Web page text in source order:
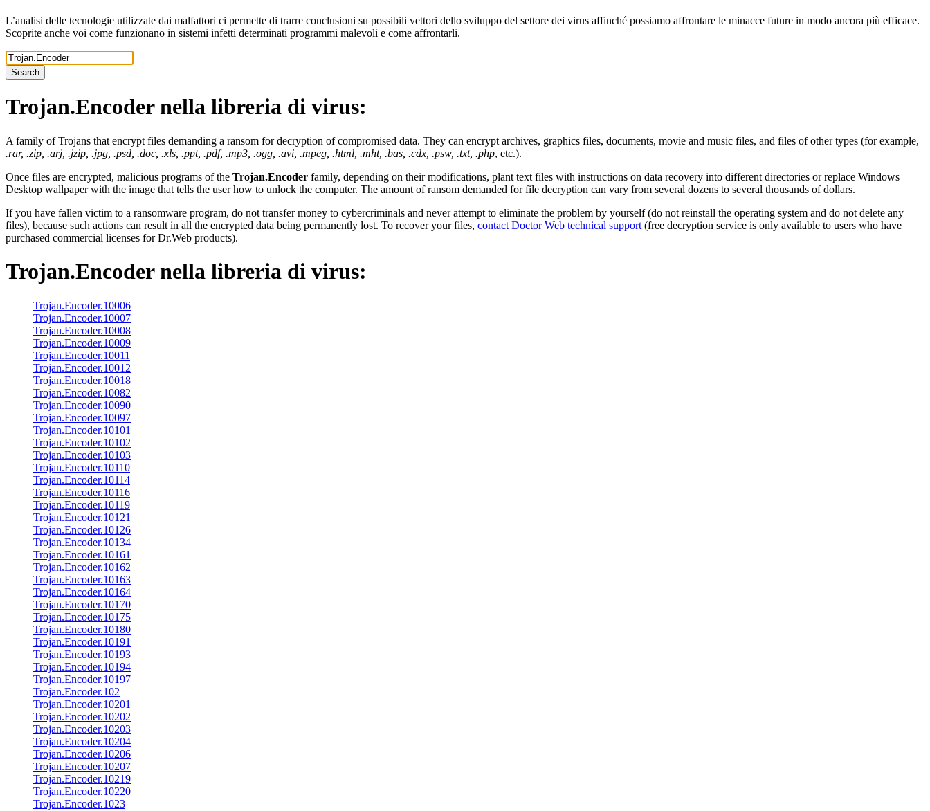
L’analisi delle tecnologie utilizzate dai malfattori ci permette di trarre conclusioni su possibili vettori dello sviluppo del settore dei virus affinché possiamo affrontare le minacce future in modo ancora più efficace.
Scoprite anche voi come funzionano in sistemi infetti determinati programmi malevoli e come affrontarli.
Search
Trojan.Encodernella libreria di virus:
A family of Trojans that encrypt files demanding a ransom for decryption of compromised data. They can encrypt archives, graphics files, documents, movie and music files, and files of other types (for example,
.rar, .zip, .arj, .jzip, .jpg, .psd, .doc, .xls, .ppt, .pdf, .mp3, .ogg, .avi, .mpeg, .html, .mht, .bas, .cdx, .psw, .txt, .php, etc.).
Once files are encrypted, malicious programs of the Trojan.Encoder family, depending on their modifications, plant text files with instructions on data recovery into different directories or replace Windows
Desktop wallpaper with the image that tells the user how to unlock the computer. The amount of ransom demanded for file decryption can vary from several dozens to several thousands of dollars.
If you have fallen victim to a ransomware program, do not transfer money to cybercriminals and never attempt to eliminate the problem by yourself (do not reinstall the operating system and do not delete any
files), because such actions can result in all the encrypted data being permanently lost. To recover your files, contact Doctor Web technical support (free decryption service is only available to users who have
purchased commercial licenses for Dr.Web products).
Trojan.Encodernella libreria di virus:
Trojan.Encoder.10006
Trojan.Encoder.10007
Trojan.Encoder.10008
Trojan.Encoder.10009
Trojan.Encoder.10011
Trojan.Encoder.10012
Trojan.Encoder.10018
Trojan.Encoder.10082
Trojan.Encoder.10090
Trojan.Encoder.10097
Trojan.Encoder.10101
Trojan.Encoder.10102
Trojan.Encoder.10103
Trojan.Encoder.10110
Trojan.Encoder.10114
Trojan.Encoder.10116
Trojan.Encoder.10119
Trojan.Encoder.10121
Trojan.Encoder.10126
Trojan.Encoder.10134
Trojan.Encoder.10161
Trojan.Encoder.10162
Trojan.Encoder.10163
Trojan.Encoder.10164
Trojan.Encoder.10170
Trojan.Encoder.10175
Trojan.Encoder.10180
Trojan.Encoder.10191
Trojan.Encoder.10193
Trojan.Encoder.10194
Trojan.Encoder.10197
Trojan.Encoder.102
Trojan.Encoder.10201
Trojan.Encoder.10202
Trojan.Encoder.10203
Trojan.Encoder.10204
Trojan.Encoder.10206
Trojan.Encoder.10207
Trojan.Encoder.10219
Trojan.Encoder.10220
Trojan.Encoder.1023